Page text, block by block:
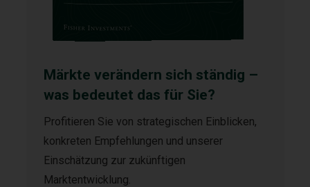
Märkte verändern sich ständig –
was bedeutet das für Sie?
Profitieren Sie von strategischen Einblicken,
konkreten Empfehlungen und unserer
Einschätzung zur zukünftigen
Marktentwicklung.